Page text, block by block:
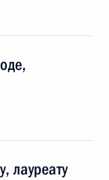
лауреату